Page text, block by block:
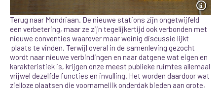
Terug naar Mondriaan. De nieuwe stations zijn ongetwijfeld
een verbetering, maar ze zijn tegelijkertijd ook verbonden met
nieuwe conventies waarover maar weinig discussie lijkt
plaats te vinden. Terwijl overal in de samenleving gezocht
wordt naar nieuwe verbindingen en naar datgene wat eigen en
karakteristiek is, krijgen onze meest publieke ruimtes allemaal
vrijwel dezelfde functies en invulling. Het worden daardoor wat
zielloze plaatsen die voornamelijk onderdak bieden aan grote,